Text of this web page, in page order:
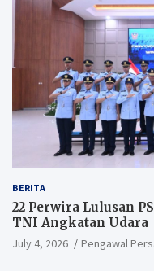
BERITA
22 Perwira Lulusan
TNI Angkatan Udara
July 4, 2026 Pengawal